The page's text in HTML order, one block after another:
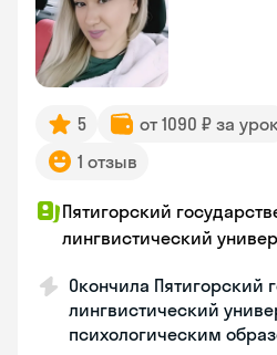
5 от 1090 ₽ за
1 отзыв
Пятигорский
лингвистический
Окончила Пятигорский
лингвистический
психологическим